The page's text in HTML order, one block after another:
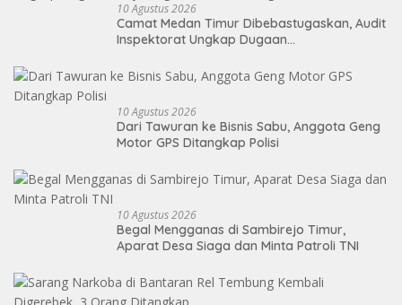
10 Agustus 2026
Camat Medan Timur Dibebastugaskan, Audit
Inspektorat Ungkap Dugaan
10 Agustus 2026
Dari Tawuran ke Bisnis Sabu, Anggota Geng
Motor GPS Ditangkap Polisi
10 Agustus 2026
Begal Mengganas di Sambirejo Timur,
Aparat Desa Siaga dan Minta Patroli TNI